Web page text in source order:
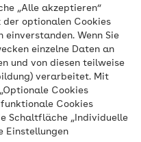
„Alle akzeptieren“
optionalen Cookies
einverstanden. Wenn Sie
einzelne Daten an
und von diesen teilweise
verarbeitet. Mit
Cookies
Cookies
Schaltfläche „Individuelle
Einstellungen